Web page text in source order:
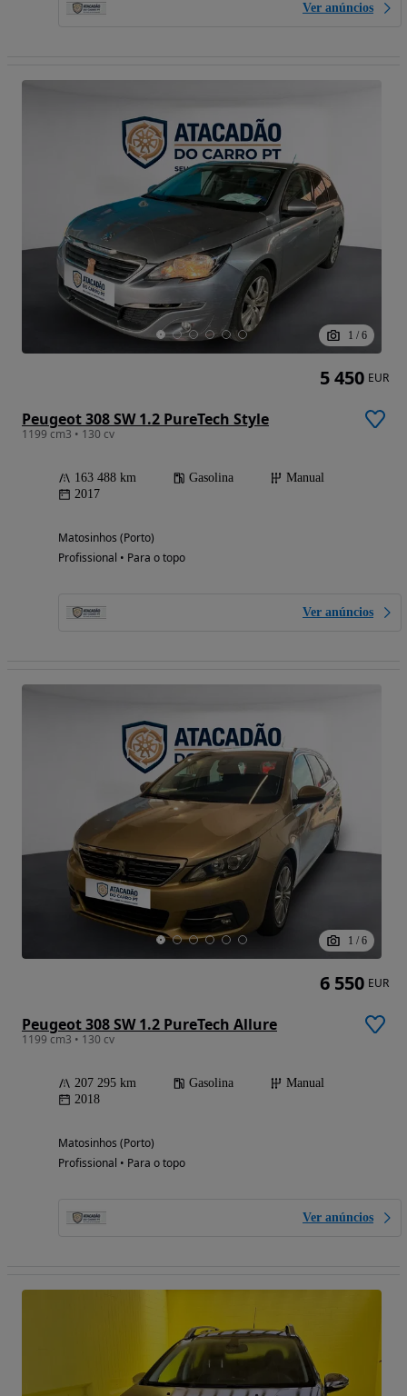
Ver anúncios
1 / 6
Peugeot 308 SW 1.2 PureTech Style
1199 cm3 • 130 cv
163 488 km Gasolina
Manual
2017
Matosinhos (Porto)
Profissional • Para o topo
Ver anúncios
5 450 EUR
1 / 6
Peugeot 308 SW 1.2 PureTech Allure
1199 cm3 • 130 cv
207 295 km Gasolina
Manual
2018
Matosinhos (Porto)
Profissional • Para o topo
Ver anúncios
6 550 EUR